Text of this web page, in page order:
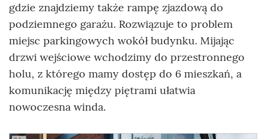
gdzie znajdziemy także rampę zjazdową do
podziemnego garażu. Rozwiązuje to problem
miejsc parkingowych wokół budynku. Mijając
drzwi wejściowe wchodzimy do przestronnego
holu, z którego mamy dostęp do 6 mieszkań, a
komunikację między piętrami ułatwia
nowoczesna winda.